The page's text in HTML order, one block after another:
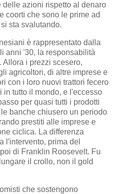
azioni rispetto al denaro
coorti che sono le prime ad
sta svalutando.
è rappresentato dalla
anni '30, la responsabilità
i prezzi scesero,
agricoltori, di altre imprese e
con i loro nuovi trattori fecero
tutto il mondo, e l'eccesso
per quasi tutti i prodotti
banche chiusero un periodo
prestiti alle imprese e
ciclica. La differenza
l'intervento, prima del
di Franklin Roosevelt. Fu
il crollo, non il gold
che sostengono